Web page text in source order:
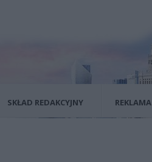
SKŁAD REDAKCYJNY REKLAMA